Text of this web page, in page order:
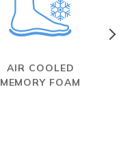
AIR COOLED
MEMORY FOAM